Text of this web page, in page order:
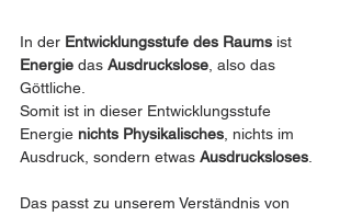
In der Entwicklungsstufe des Raums ist
Energie das Ausdruckslose , also das
Göttliche.
Somit ist in dieser Entwicklungsstufe
Energie nichts Physikalisches , nichts im
Ausdruck, sondern etwas Ausdrucksloses
Das passt zu unserem Verständnis von